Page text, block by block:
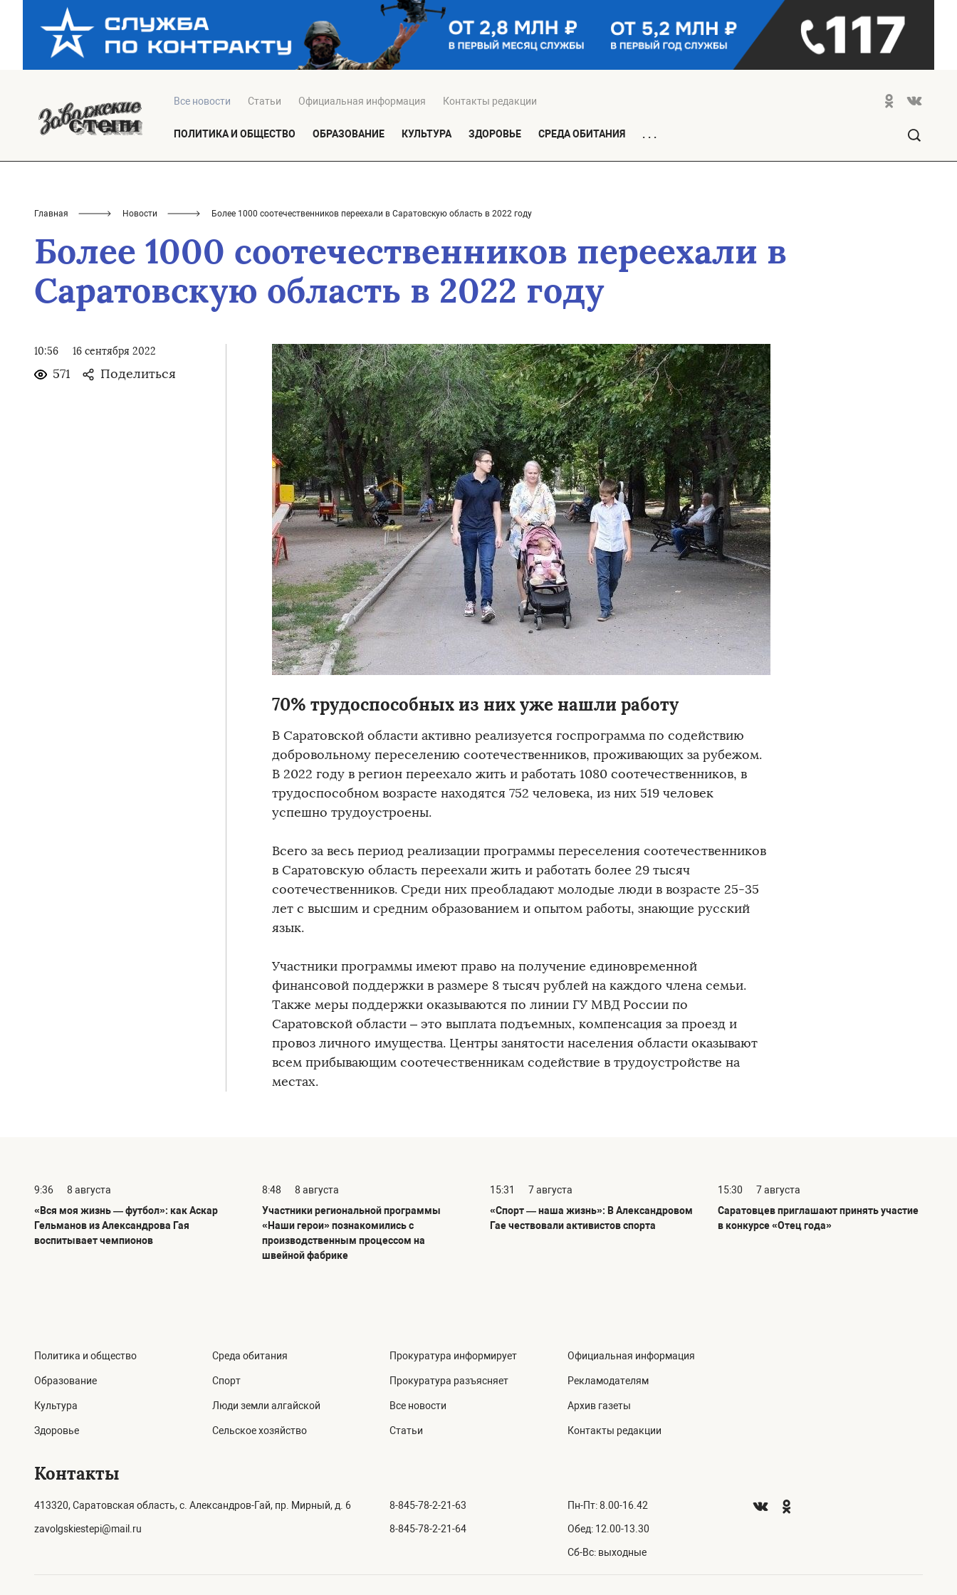
Все новости Статьи Официальная информация Контакты редакции
ПОЛИТИКА И ОБЩЕСТВО ОБРАЗОВАНИЕ КУЛЬТУРА ЗДОРОВЬЕ СРЕДА ОБИТАНИЯ . . .
Главная Новости Более 1000 соотечественников переехали в Саратовскую область в 2022 году
Более 1000 соотечественников переехали в
Саратовскую область в 2022 году
10:56 16 сентября 2022
571 Поделиться
70% трудоспособных из них уже нашли работу
В Саратовской области активно реализуется госпрограмма по содействию
добровольному переселению соотечественников, проживающих за рубежом.
В 2022 году в регион переехало жить и работать 1080 соотечественников, в
трудоспособном возрасте находятся 752 человека, из них 519 человек
успешно трудоустроены.
Всего за весь период реализации программы переселения соотечественников
в Саратовскую область переехали жить и работать более 29 тысяч
соотечественников. Среди них преобладают молодые люди в возрасте 25-35
лет с высшим и средним образованием и опытом работы, знающие русский
язык.
Участники программы имеют право на получение единовременной
финансовой поддержки в размере 8 тысяч рублей на каждого члена семьи.
Также меры поддержки оказываются по линии ГУ МВД России по
Саратовской области – это выплата подъемных, компенсация за проезд и
провоз личного имущества. Центры занятости населения области оказывают
всем прибывающим соотечественникам содействие в трудоустройстве на
местах.
9:36
8 августа
«Вся моя жизнь — футбол»: как Аскар
Гельманов из Александрова Гая
воспитывает чемпионов
8:48
8 августа
Участники региональной программы
«Наши герои» познакомились с
производственным процессом на
швейной фабрике
15:31
7 августа
«Спорт — наша жизнь»: В Александровом
Гае чествовали активистов спорта
15:30
7 августа
Саратовцев приглашают принять участие
в конкурсе «Отец года»
Политика и общество
Образование
Культура
Здоровье
Среда обитания
Спорт
Люди земли алгайской
Сельское хозяйство
Прокуратура информирует
Прокуратура разъясняет
Все новости
Статьи
Официальная информация
Рекламодателям
Архив газеты
Контакты редакции
Контакты
413320, Саратовская область, с. Александров-Гай, пр. Мирный, д. 6
zavolgskiestepi@mail.ru
8-845-78-2-21-63
8-845-78-2-21-64
Пн-Пт: 8.00-16.42
Обед: 12.00-13.30
Сб-Вс: выходные